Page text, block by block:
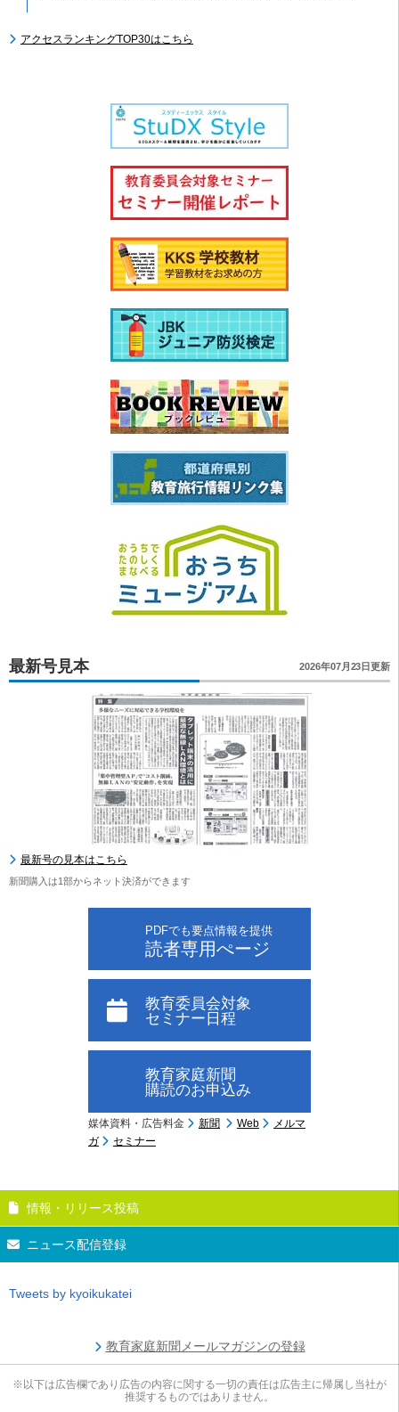
アクセスランキングTOP30はこちら
最新号見本 2026年07月23日更新
最新号の見本はこちら
新聞購入は1部からネット決済ができます
PDFでも要点情報を提供
読者専用ぺージ
教育委員会対象
セミナー日程
教育家庭新聞
購読のお申込み
媒体資料・広告料金 新聞 Web
メルマ
ガ
セミナー
情報・リリース投稿
ニュース配信登録
Tweets by kyoikukatei
教育家庭新聞メールマガジンの登録
※以下は広告欄であり広告の内容に関する一切の責任は広告主に帰属し当社が
推奨するものではありません。